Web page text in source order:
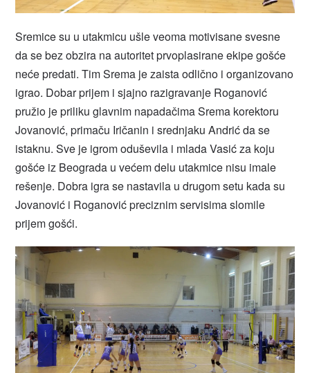
Sremice su u utakmicu ušle veoma motivisane svesne
da se bez obzira na autoritet prvoplasirane ekipe gošće
neće predati. Tim Srema je zaista odlično i organizovano
igrao. Dobar prijem i sjajno razigravanje Roganović
pružio je priliku glavnim napadačima Srema korektoru
Jovanović, primaču Iričanin i srednjaku Andrić da se
istaknu. Sve je igrom oduševila i mlada Vasić za koju
gošće iz Beograda u većem delu utakmice nisu imale
rešenje. Dobra igra se nastavila u drugom setu kada su
Jovanović i Roganović preciznim servisima slomile
prijem gošći.